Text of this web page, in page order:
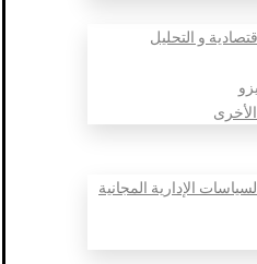
و التحليل
الإدارية المجانية